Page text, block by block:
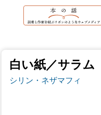
白い紙／サラム
シリン・ネザマフィ